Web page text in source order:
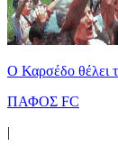
Ο Καρσέδο θέλει
ΠΑΦΟΣ FC
|